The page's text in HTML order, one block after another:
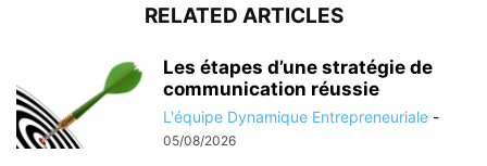
RELATED ARTICLES
Les étapes d’une stratégie de
communication réussie
L'équipe Dynamique Entrepreneuriale -
05/08/2026